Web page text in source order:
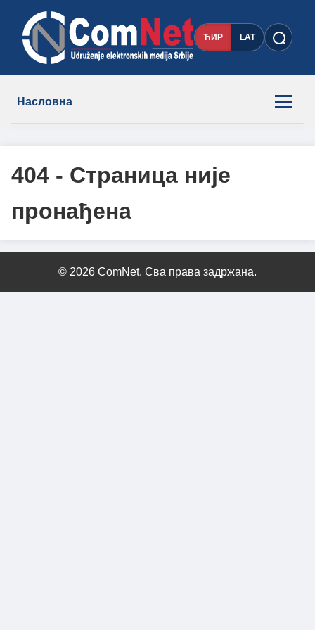
ЋИР LAT
Насловна
Новости
Чланови
404 - Страница није
пронађена
© 2026 ComNet. Сва права задржана.